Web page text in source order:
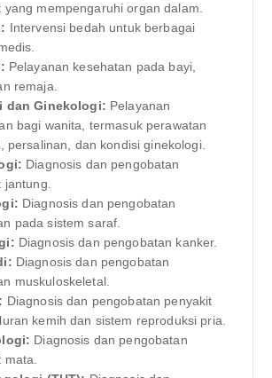
yang mempengaruhi organ dalam.
Intervensi bedah untuk berbagai
Pelayanan kesehatan pada bayi,
remaja.
dan Ginekologi: Pelayanan
bagi wanita, termasuk perawatan
persalinan, dan kondisi ginekologi.
Diagnosis dan pengobatan
jantung.
Diagnosis dan pengobatan
pada sistem saraf.
Diagnosis dan pengobatan kanker.
Diagnosis dan pengobatan
muskuloskeletal.
Diagnosis dan pengobatan penyakit
kemih dan sistem reproduksi pria.
Diagnosis dan pengobatan
mata.